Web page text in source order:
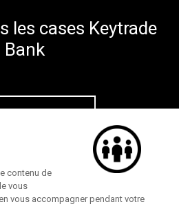
les cases Keytrade
Bank